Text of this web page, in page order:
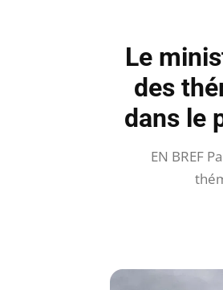
Le
des
dans le
EN BREF